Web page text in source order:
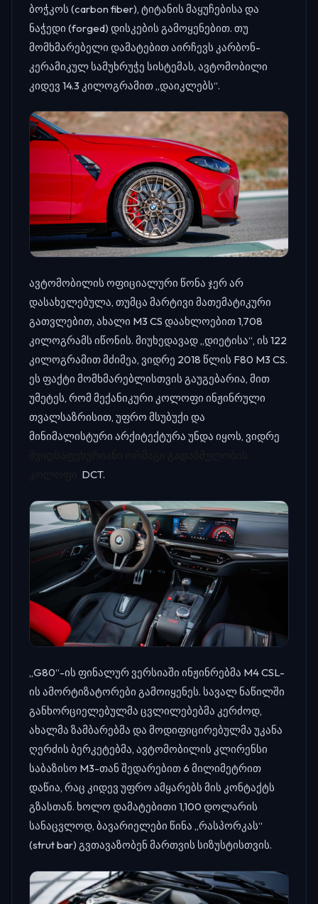
ბოჭკოს (carbon fiber), ტიტანის მაყუჩებისა და
ნაჭედი (forged) დისკების გამოყენებით. თუ
მომხმარებელი დამატებით აირჩევს კარბონ-
კერამიკულ სამუხრუჭე სისტემას, ავტომობილი
კიდევ 14.3 კილოგრამით „დაიკლებს“.
ავტომობილის ოფიციალური წონა ჯერ არ
დასახელებულა, თუმცა მარტივი მათემატიკური
გათვლებით, ახალი M3 CS დაახლოებით 1,708
კილოგრამს იწონის. მიუხედავად „დიეტისა“, ის 122
კილოგრამით მძიმეა, ვიდრე 2018 წლის F80 M3 CS.
ეს ფაქტი მომხმარებლისთვის გაუგებარია, მით
უმეტეს, რომ მექანიკური კოლოფი ინჟინრული
თვალსაზრისით, უფრო მსუბუქი და
მინიმალისტური არქიტექტურა უნდა იყოს, ვიდრე
DCT.
„G80“-ის ფინალურ ვერსიაში ინჟინრებმა M4 CSL-
ის ამორტიზატორები გამოიყენეს. სავალ ნაწილში
განხორციელებულმა ცვლილებებმა კერძოდ,
ახალმა ზამბარებმა და მოდიფიცირებულმა უკანა
ღერძის ბერკეტებმა, ავტომობილის კლირენსი
საბაზისო M3-თან შედარებით 6 მილიმეტრით
დაწია, რაც კიდევ უფრო ამყარებს მის კონტაქტს
გზასთან. ხოლო დამატებითი 1,100 დოლარის
სანაცვლოდ, ბავარიელები წინა „რასპორკას“
(strut bar) გვთავაზობენ მართვის სიზუსტისთვის.